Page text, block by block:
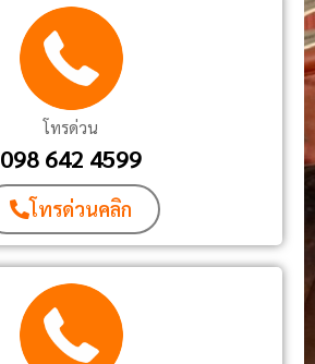
โทรด่วน
098 642 4599
โทรด่วนคลิก